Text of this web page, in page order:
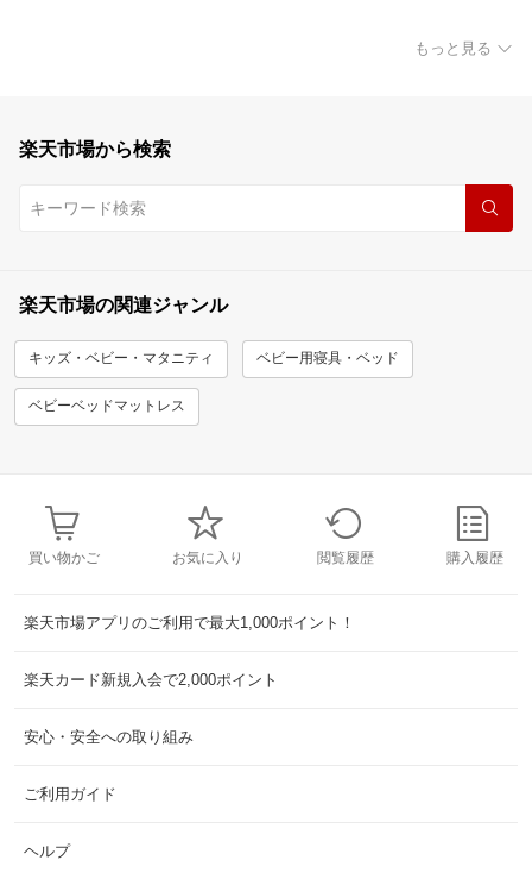
もっと見る
楽天市場から検索
楽天市場の関連ジャンル
キッズ・ベビー・マタニティ ベビー用寝具・ベッド
ベビーベッドマットレス
買い物かご お気に入り 閲覧履歴 購入履歴
楽天市場アプリのご利用で最大1,000ポイント！
楽天カード新規入会で2,000ポイント
安心・安全への取り組み
ご利用ガイド
ヘルプ